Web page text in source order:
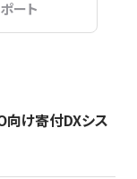
ート
向け寄付DXシス